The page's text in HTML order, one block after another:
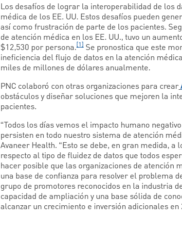
Los desafíos de lograr la interoperabilidad de los
médica de los EE. UU. Estos desafíos pueden
así como frustración de parte de los pacientes.
de atención médica en los EE. UU., tuvo un
$12,530 por persona.[1] Se pronostica que este
ineficiencia del flujo de datos en la atención
miles de millones de dólares anualmente.
PNC colaboró con otras organizaciones para crear
obstáculos y diseñar soluciones que mejoren la
pacientes.
“Todos los días vemos el impacto humano
persisten en todo nuestro sistema de atención
Avaneer Health. “Esto se debe, en gran medida,
respecto al tipo de fluidez de datos que todos
hacer posible que las organizaciones de atención
una base de confianza para resolver el problema
grupo de promotores reconocidos en la industria
capacidad de ampliación y una base sólida de
alcanzar un crecimiento e inversión adicionales en